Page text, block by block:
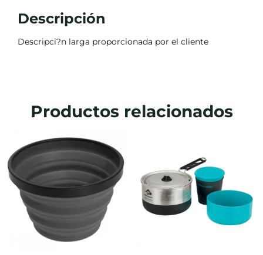
Descripción
Descripci?n larga proporcionada por el cliente
Productos relacionados